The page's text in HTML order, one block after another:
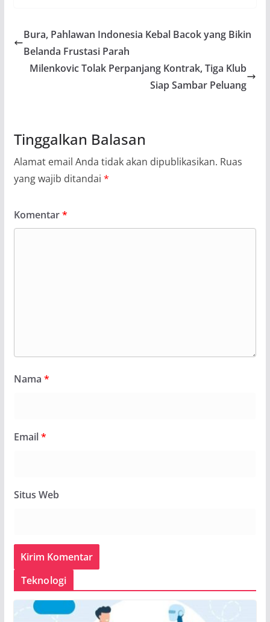
Bura, Pahlawan Indonesia Kebal Bacok yang Bikin
Belanda Frustasi Parah
Milenkovic Tolak Perpanjang Kontrak, Tiga Klub
Siap Sambar Peluang
Tinggalkan Balasan
Alamat email Anda tidak akan dipublikasikan. Ruas
yang wajib ditandai *
Komentar*
Nama *
Email*
Situs Web
Teknologi